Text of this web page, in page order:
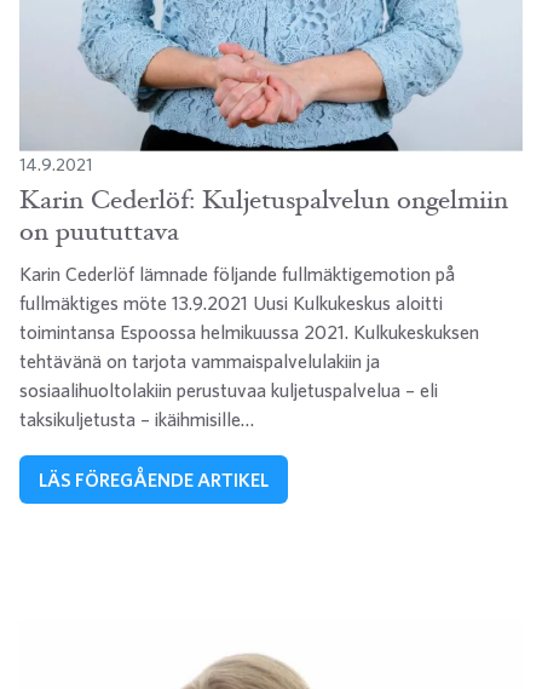
14.9.2021
Karin Cederlöf: Kuljetuspalvelun ongelmiin
on puututtava
Karin Cederlöf lämnade följande fullmäktigemotion på
fullmäktiges möte 13.9.2021 Uusi Kulkukeskus aloitti
toimintansa Espoossa helmikuussa 2021. Kulkukeskuksen
tehtävänä on tarjota vammaispalvelulakiin ja
sosiaalihuoltolakiin perustuvaa kuljetuspalvelua – eli
taksikuljetusta – ikäihmisille…
LÄS FÖREGÅENDE ARTIKEL